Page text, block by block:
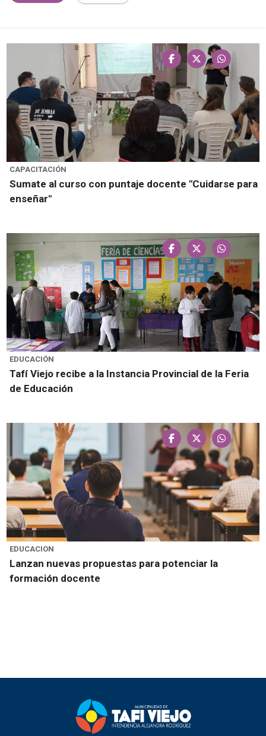
CAPACITACIÓN
Sumate al curso con puntaje docente "Cuidarse para
enseñar"
EDUCACIÓN
Tafí Viejo recibe a la Instancia Provincial de la Feria
de Educación
EDUCACION
Lanzan nuevas propuestas para potenciar la
formación docente